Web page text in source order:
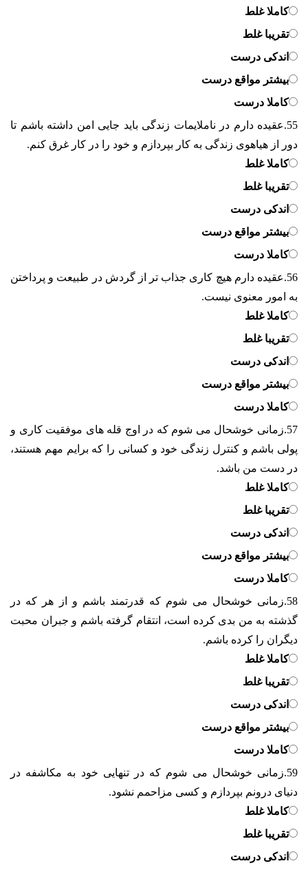
کاملا غلط
تقریبا غلط
اندکی درست
بیشتر مواقع درست
کاملا درست
55. عقیده دارم در ناملایمات زندگی باید جایی امن داشته باشم تا
دور از هیاهوی زندگی به کار بپردازم و خود را در کار غرق کنم.
کاملا غلط
تقریبا غلط
اندکی درست
بیشتر مواقع درست
کاملا درست
56. عقیده دارم هیچ کاری جذاب تر از گردش در طبیعت و پرداختن
به امور معنوی نیست.
کاملا غلط
تقریبا غلط
اندکی درست
بیشتر مواقع درست
کاملا درست
57. زمانی خوشحال می شوم که در اوج قله های موفقیت کاری و
پولی باشم و کنترل زندگی خود و کسانی را که برایم مهم هستند،
در دست من باشد.
کاملا غلط
تقریبا غلط
اندکی درست
بیشتر مواقع درست
کاملا درست
58. زمانی خوشحال می شوم که قدرتمند باشم و از هر که در
گذشته به من بدی کرده است، انتقام گرفته باشم و جبران محبت
دیگران را کرده باشم.
کاملا غلط
تقریبا غلط
اندکی درست
بیشتر مواقع درست
کاملا درست
59. زمانی خوشحال می شوم که در تنهایی خود به مکاشفه در
دنیای درونم بپردازم و کسی مزاحمم نشود.
کاملا غلط
تقریبا غلط
اندکی درست